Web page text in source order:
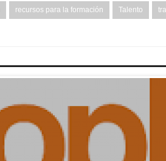
recursos para la formación Talento